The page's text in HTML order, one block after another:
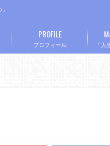
プロフィール
PROFILE
「人